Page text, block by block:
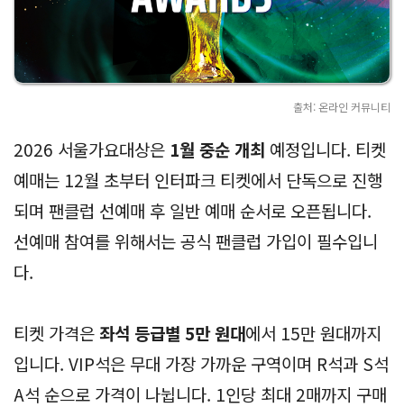
출처: 온라인 커뮤니티
2026 서울가요대상은 1월 중순 개최 예정입니다. 티켓
예매는 12월 초부터 인터파크 티켓에서 단독으로 진행
되며 팬클럽 선예매 후 일반 예매 순서로 오픈됩니다.
선예매 참여를 위해서는 공식 팬클럽 가입이 필수입니
다.
티켓 가격은 좌석 등급별 5만 원대에서 15만 원대까지
입니다. VIP석은 무대 가장 가까운 구역이며 R석과 S석
A석 순으로 가격이 나뉩니다. 1인당 최대 2매까지 구매